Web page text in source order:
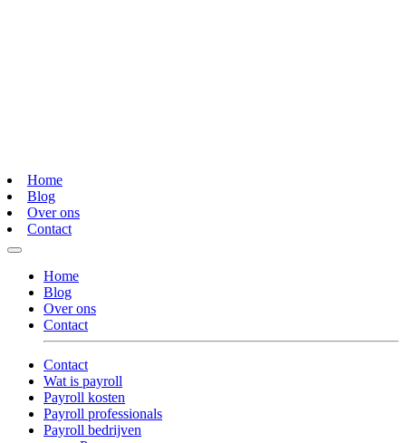
Home
Blog
Over ons
Contact
Home
Blog
Over ons
Contact
Contact
Wat is payroll
Payroll kosten
Payroll professionals
Payroll bedrijven